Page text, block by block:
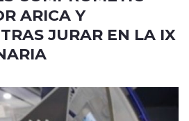
ARICA Y
JURAR EN LA IX